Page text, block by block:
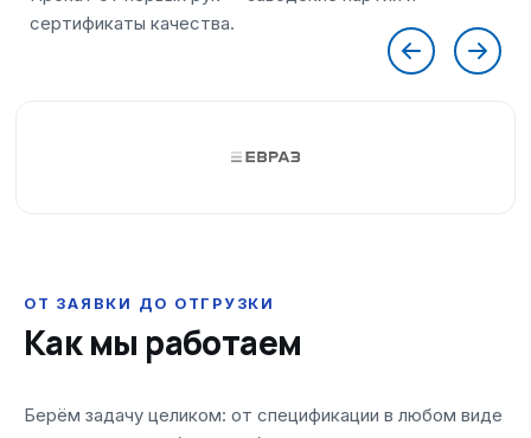
ОТ ЗАЯВКИ ДО ОТГРУЗКИ
Как мы работаем
Берём задачу целиком: от спецификации в любом виде